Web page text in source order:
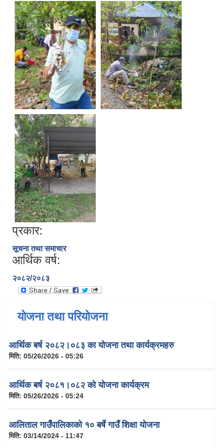
प्रकार:
सूचना तथा समाचार
आर्थिक वर्ष:
२०८२/२०८३
योजना तथा परियोजना
आर्थिक बर्ष २०८२।०८३ का योजना तथा कार्यक्रमहरु
मिति: 05/26/2026 - 05:26
आर्थिक बर्ष २०८१।०८२ को योजना कार्यक्रम
मिति: 05/26/2026 - 05:24
आलिताल गाउँपालिकाको १० बर्षे गाउँ शिक्षा योजना
मिति: 03/14/2024 - 11:47